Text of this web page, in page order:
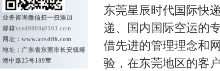
业务咨询微信扫一扫添加
邮箱xcsd8686@163.com
网址： www.xcsd86.com
地址：广东省东莞市长安镇靖
海中路25号189室
东莞星辰时代国际快
递、国内国际空运的
借先进的管理理念和
验，在东莞地区的客